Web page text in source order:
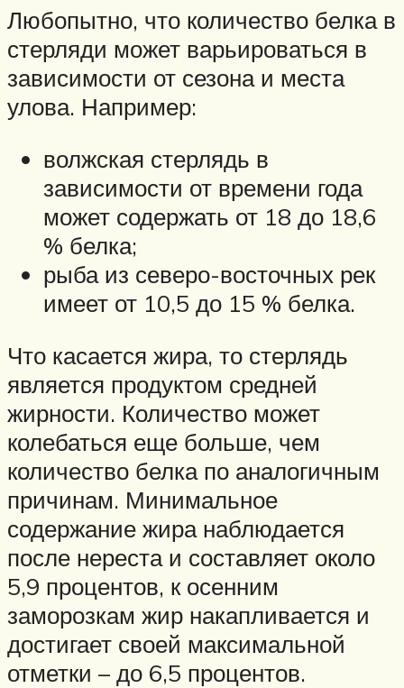
Любопытно, что количество белка в
стерляди может варьироваться в
зависимости от сезона и места
улова. Например:
волжская стерлядь в
зависимости от времени года
может содержать от 18 до 18,6
% белка;
рыба из северо-восточных рек
имеет от 10,5 до 15 % белка.
Что касается жира, то стерлядь
является продуктом средней
жирности. Количество может
колебаться еще больше, чем
количество белка по аналогичным
причинам. Минимальное
содержание жира наблюдается
после нереста и составляет около
5,9 процентов, к осенним
заморозкам жир накапливается и
достигает своей максимальной
отметки – до 6,5 процентов.